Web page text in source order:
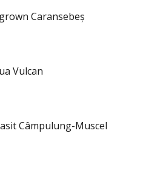
Caransebeș
Vulcan
Câmpulung-Muscel